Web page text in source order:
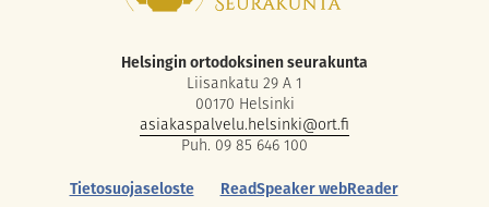
Helsingin ortodoksinen seurakunta
Liisankatu 29 A 1
00170 Helsinki
asiakaspalvelu.helsinki@ort.fi
Puh. 09 85 646 100
Tietosuojaseloste
ReadSpeaker webReader